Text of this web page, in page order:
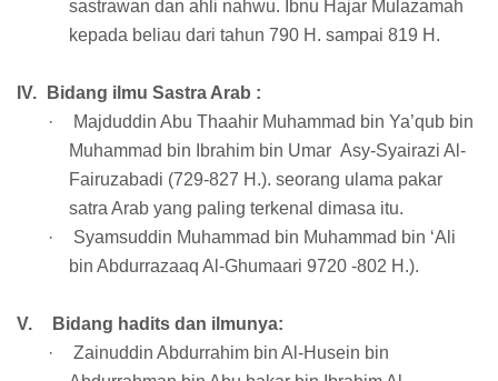
sastrawan dan ahli nahwu. Ibnu Hajar Mulazamah
kepada beliau dari tahun 790 H. sampai 819 H.
IV.
Bidang ilmu Sastra Arab :
·
Majduddin Abu Thaahir Muhammad bin Ya’qub bin
Muhammad bin Ibrahim bin Umar Asy-Syairazi Al-
Fairuzabadi (729-827 H.). seorang ulama pakar
satra Arab yang paling terkenal dimasa itu.
·
Syamsuddin Muhammad bin Muhammad bin ‘Ali
bin Abdurrazaaq Al-Ghumaari 9720 -802 H.).
V.
Bidang hadits dan ilmunya:
·
Zainuddin Abdurrahim bin Al-Husein bin